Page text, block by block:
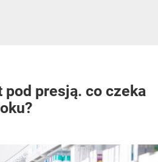
pod presją. co czeka